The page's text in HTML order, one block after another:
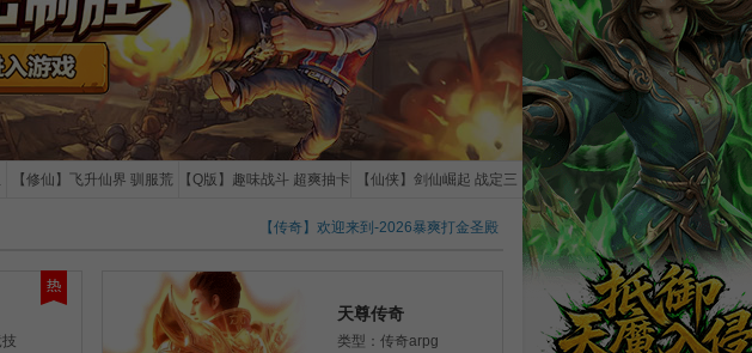
【修仙】飞升仙界 驯服荒 【Q版】趣味战斗 超爽抽卡 【仙侠】剑仙崛起 战定三
【传奇】欢迎来到-2026暴爽打金圣殿
【弹弹堂2怀旧版】暑期专服今日爆火开启
【冒险】SSR爆率UP！引爆二次元战场
天尊传奇
类型：传奇arpg